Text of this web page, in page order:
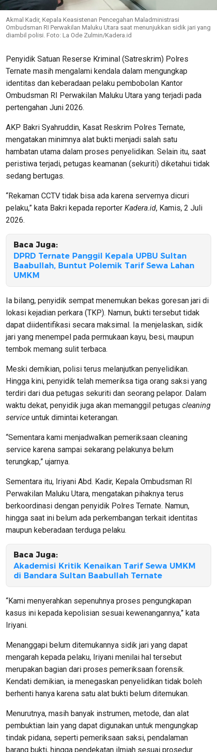
Akmal Kadir, Kepala Keasistenan Pencegahan Maladministrasi
Ombudsman RI Perwakilan Maluku Utara saat menunjukkan sidik jari yang
diambil polisi. Foto: La Ode Zulmin/Kadera.id
Penyidik Satuan Reserse Kriminal (Satreskrim) Polres
Ternate masih mengalami kendala dalam mengungkap
identitas dan keberadaan pelaku pembobolan Kantor
Ombudsman RI Perwakilan Maluku Utara yang terjadi pada
pertengahan Juni 2026.
AKP Bakri Syahruddin, Kasat Reskrim Polres Ternate,
mengatakan minimnya alat bukti menjadi salah satu
hambatan utama dalam proses penyelidikan. Selain itu, saat
peristiwa terjadi, petugas keamanan (sekuriti) diketahui tidak
sedang bertugas.
“Rekaman CCTV tidak bisa ada karena servernya dicuri
pelaku,” kata Bakri kepada reporter Kadera.id, Kamis, 2 Juli
2026.
Baca Juga:
DPRD Ternate Panggil Kepala UPBU Sultan
Baabullah, Buntut Polemik Tarif Sewa Lahan
UMKM
Ia bilang, penyidik sempat menemukan bekas goresan jari di
lokasi kejadian perkara (TKP). Namun, bukti tersebut tidak
dapat diidentifikasi secara maksimal. Ia menjelaskan, sidik
jari yang menempel pada permukaan kayu, besi, maupun
tembok memang sulit terbaca.
Meski demikian, polisi terus melanjutkan penyelidikan.
Hingga kini, penyidik telah memeriksa tiga orang saksi yang
terdiri dari dua petugas sekuriti dan seorang pelapor. Dalam
waktu dekat, penyidik juga akan memanggil petugas cleaning
service untuk dimintai keterangan.
“Sementara kami menjadwalkan pemeriksaan cleaning
service karena sampai sekarang pelakunya belum
terungkap,” ujarnya.
Sementara itu, Iriyani Abd. Kadir, Kepala Ombudsman RI
Perwakilan Maluku Utara, mengatakan pihaknya terus
berkoordinasi dengan penyidik Polres Ternate. Namun,
hingga saat ini belum ada perkembangan terkait identitas
maupun keberadaan terduga pelaku.
Baca Juga:
Akademisi Kritik Kenaikan Tarif Sewa UMKM
di Bandara Sultan Baabullah Ternate
“Kami menyerahkan sepenuhnya proses pengungkapan
kasus ini kepada kepolisian sesuai kewenangannya,” kata
Iriyani.
Menanggapi belum ditemukannya sidik jari yang dapat
mengarah kepada pelaku, Iriyani menilai hal tersebut
merupakan bagian dari proses pemeriksaan forensik.
Kendati demikian, ia menegaskan penyelidikan tidak boleh
berhenti hanya karena satu alat bukti belum ditemukan.
Menurutnya, masih banyak instrumen, metode, dan alat
pembuktian lain yang dapat digunakan untuk mengungkap
tindak pidana, seperti pemeriksaan saksi, pendalaman
barang bukti, hingga pendekatan ilmiah sesuai prosedur